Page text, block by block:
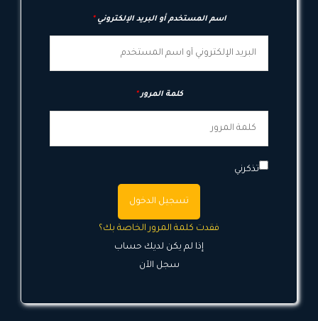
اسم المستخدم أو البريد الإلكتروني*
كلمة المرور*
تذكرني
تسجيل الدخول
فقدت كلمة المرور الخاصة بك؟
إذا لم يكن لديك حساب
سجل الآن